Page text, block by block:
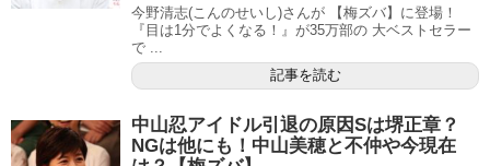
今野清志(こんのせいし)さんが 【梅ズバ】に登場！
『目は1分でよくなる！』が35万部の 大ベストセラー
で ...
記事を読む
中山忍アイドル引退の原因Sは堺正章？
NGは他にも！中山美穂と不仲や今現在